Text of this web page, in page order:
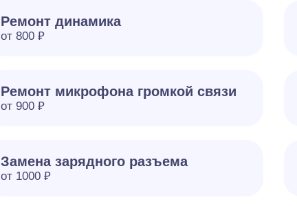
Ремонт динамика
от 800 ₽
Ремонт микрофона громкой связи
от 900 ₽
Замена зарядного разъема
от 1000 ₽